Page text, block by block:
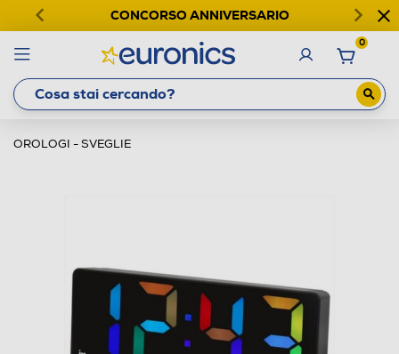
CONCORSO ANNIVERSARIO
0
OROLOGI - SVEGLIE